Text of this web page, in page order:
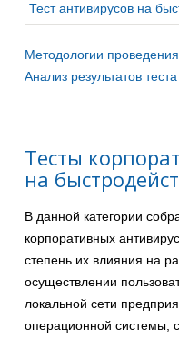
Тест антивирусов на
Методологии
Анализ результатов
Тесты
на
В данной категории
корпоративных
степень их влияния на
осуществлении
локальной сети
операционной системы,